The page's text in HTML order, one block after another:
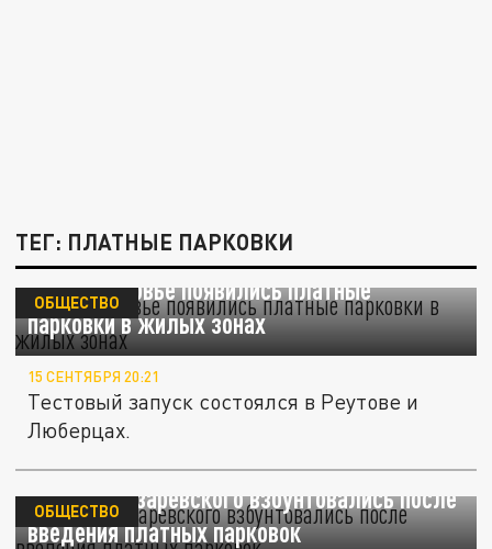
ТЕГ: ПЛАТНЫЕ ПАРКОВКИ
В Подмосковье появились платные
парковки в жилых зонах
ОБЩЕСТВО
15 СЕНТЯБРЯ 20:21
Тестовый запуск состоялся в Реутове и
Люберцах.
Жители Лазаревского взбунтовались после
введения платных парковок
ОБЩЕСТВО